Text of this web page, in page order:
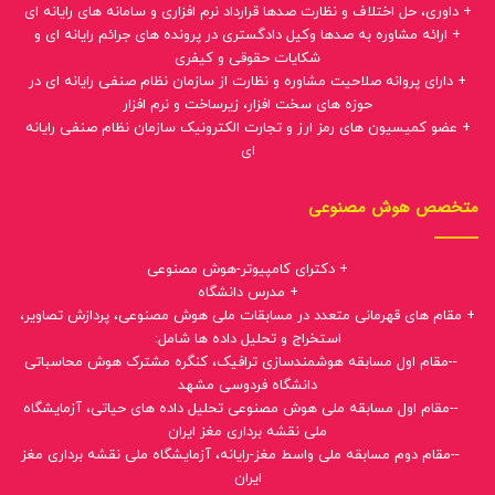
+ داوری، حل اختلاف و نظارت صدها قرارداد نرم افزاری و سامانه های رایانه ای
+ ارائه مشاوره به صدها وکیل دادگستری در پرونده های جرائم رایانه ای و
شکایات حقوقی و کیفری
+ دارای پروانه صلاحیت مشاوره و نظارت از سازمان نظام صنفی رایانه ای در
حوزه های سخت افزار، زیرساخت و نرم افزار
+ عضو کمیسیون های رمز ارز و تجارت الکترونیک سازمان نظام صنفی رایانه
ای
متخصص هوش مصنوعی
+ دکترای کامپیوتر-هوش مصنوعی
+ مدرس دانشگاه
+ مقام های قهرمانی متعدد در مسابقات ملی هوش مصنوعی، پردازش تصاویر،
استخراج و تحلیل داده ها شامل:
--مقام اول مسابقه هوشمندسازی ترافیک، کنگره مشترک هوش محاسباتی
دانشگاه فردوسی مشهد
--مقام اول مسابقه ملی هوش مصنوعی تحلیل داده های حیاتی، آزمایشگاه
ملی نقشه برداری مغز ایران
--مقام دوم مسابقه ملی واسط مغز-رایانه، آزمایشگاه ملی نقشه برداری مغز
ایران